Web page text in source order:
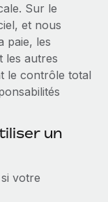
en
Sur le
et nous
paie, les
les autres
le contrôle total
un
votre